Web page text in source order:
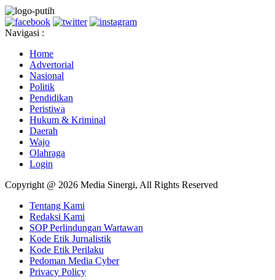
Navigasi :
Home
Advertorial
Nasional
Politik
Pendidikan
Peristiwa
Hukum & Kriminal
Daerah
Wajo
Olahraga
Login
Copyright @ 2026 Media Sinergi, All Rights Reserved
Tentang Kami
Redaksi Kami
SOP Perlindungan Wartawan
Kode Etik Jurnalistik
Kode Etik Perilaku
Pedoman Media Cyber
Privacy Policy